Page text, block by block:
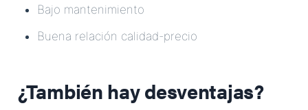
Bajo mantenimiento
Buena relación calidad-precio
¿También hay desventajas?